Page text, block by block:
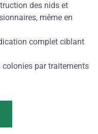
des nids et
même en
complet ciblant
colonies par traitements